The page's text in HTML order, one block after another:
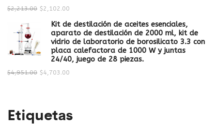
$2,213.00 $2,102.00
Kit de destilación de aceites esenciales,
aparato de destilación de 2000 ml, kit de
vidrio de laboratorio de borosilicato 3.3 con
placa calefactora de 1000 W y juntas
24/40, juego de 28 piezas.
$4,951.00 $4,703.00
Etiquetas